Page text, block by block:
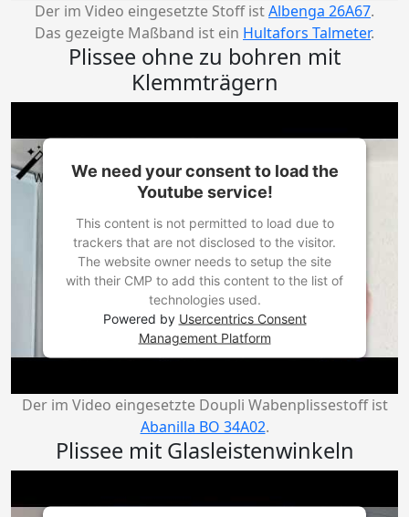
Der im Video eingesetzte Stoff istAlbenga 26A67.
Das gezeigte Maßband ist ein Hultafors Talmeter.
Plissee ohne zu bohren mit
Klemmträgern
We need your consent to load the
Youtube service!
This content is not permitted to load due to
trackers that are not disclosed to the visitor.
The website owner needs to setup the site
with their CMP to add this content to the list of
technologies used.
Powered by Usercentrics Consent
Management Platform
Der im Video eingesetzte Doupli Wabenplissestoff ist
Abanilla BO 34A02.
Plissee mit Glasleistenwinkeln